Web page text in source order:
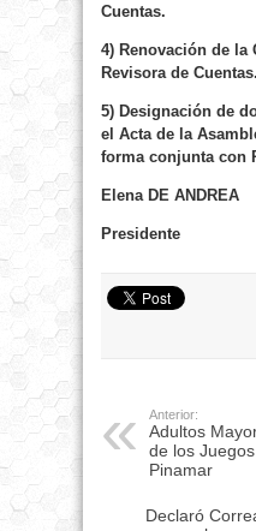
Cuentas.
4) Renovación de
Revisora de Cuentas.
5) Designación de
el Acta de la
forma conjunta con
Elena DE ANDREA
Presidente
Anterior:
Adultos
de los
Pinamar
Declaró